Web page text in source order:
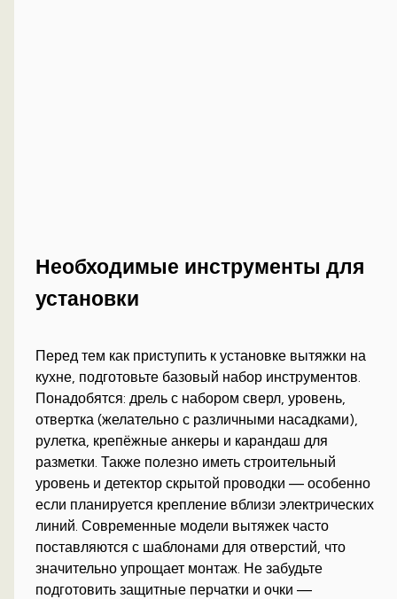
Необходимые инструменты для
установки
Перед тем как приступить к установке вытяжки на
кухне, подготовьте базовый набор инструментов.
Понадобятся: дрель с набором сверл, уровень,
отвертка (желательно с различными насадками),
рулетка, крепёжные анкеры и карандаш для
разметки. Также полезно иметь строительный
уровень и детектор скрытой проводки — особенно
если планируется крепление вблизи электрических
линий. Современные модели вытяжек часто
поставляются с шаблонами для отверстий, что
значительно упрощает монтаж. Не забудьте
подготовить защитные перчатки и очки —